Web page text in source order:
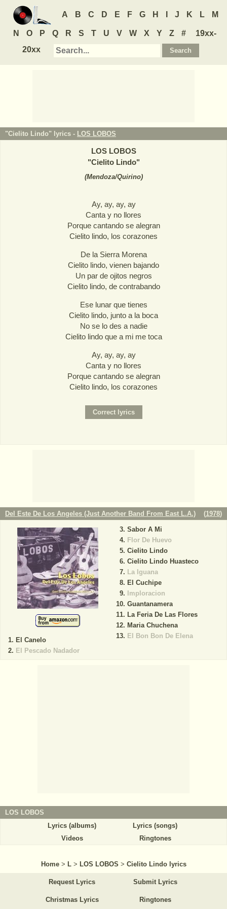
A B C D E F G H J K L M
N O P Q R S T U V W X Y Z #
19xx-
20xx
"Cielito Lindo" lyrics - LOS LOBOS
LOS LOBOS
"Cielito Lindo"
(Mendoza/Quirino)
Ay, ay, ay, ay
Canta y no llores
Porque cantando se alegran
Cielito lindo, los corazones
De la Sierra Morena
Cielito lindo, vienen bajando
Un par de ojitos negros
Cielito lindo, de contrabando
Ese lunar que tienes
Cielito lindo, junto a la boca
No se lo des a nadie
Cielito lindo que a mi me toca
Ay, ay, ay, ay
Canta y no llores
Porque cantando se alegran
Cielito lindo, los corazones
Del Este De Los Angeles (Just Another Band From East L.A.) (1978)
El Canelo
El Pescado Nadador
Sabor A Mi
Flor De Huevo
Cielito Lindo
Cielito Lindo Huasteco
La Iguana
El Cuchipe
Imploracion
Guantanamera
La Feria De Las Flores
Maria Chuchena
El Bon Bon De Elena
LOS LOBOS
Lyrics (albums)
Lyrics (songs)
Videos
Ringtones
Home > L > LOS LOBOS > Cielito Lindo lyrics
Request Lyrics Submit Lyrics
Christmas Lyrics Ringtones